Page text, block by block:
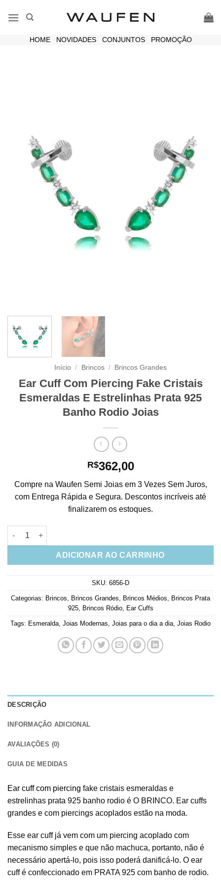
HOME| NOVIDADES| CONJUNTOS| PROMOÇÃO
Início / Brincos / Brincos Grandes
Ear Cuff Com Piercing Fake Cristais
Esmeraldas E Estrelinhas Prata 925
Banho Rodio Joias
R$362,00
Compre na Waufen Semi Joias em 3 Vezes Sem Juros,
com Entrega Rápida e Segura. Descontos incríveis até
finalizarem os estoques.
Ear Cuff Com Piercing Fake Cristais Esmeraldas E
ADICIONAR AO CARRINHO
SKU: 6856-D
Categorias: Brincos Brincos Grandes Brincos Médios
Brincos Prata
925, Brincos Ródio, Ear Cuffs
Tags: Esmeralda Joias Modernas Joias para o dia a dia Joias Rodio
DESCRIÇÃO
INFORMAÇÃO ADICIONAL
AVALIAÇÕES (0)
GUIA DE MEDIDAS
Ear cuff com piercing fake cristais esmeraldas e
estrelinhas prata 925 banho rodio é O BRINCO. Ear cuffs
grandes e com piercings acoplados estão na moda.
Esse ear cuff já vem com um piercing acoplado com
mecanismo simples e que não machuca, portanto, não é
necessário apertá-lo, pois isso poderá danificá-lo. O ear
cuff é confeccionado em PRATA 925 com banho de rodio.